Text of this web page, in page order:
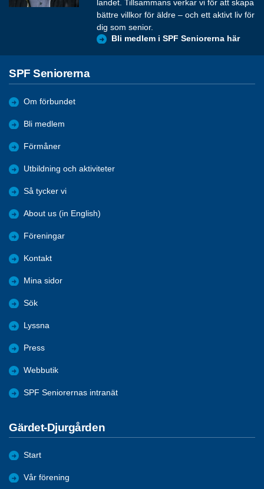
landet. Tillsammans verkar vi för att skapa
bättre villkor för äldre – och ett aktivt liv för
dig som senior.
Bli medlem i SPF Seniorerna här
SPF Seniorerna
Om förbundet
Bli medlem
Förmåner
Utbildning och aktiviteter
Så tycker vi
About us (in English)
Föreningar
Kontakt
Mina sidor
Sök
Lyssna
Press
Webbutik
SPF Seniorernas intranät
Gärdet-Djurgården
Start
Vår förening